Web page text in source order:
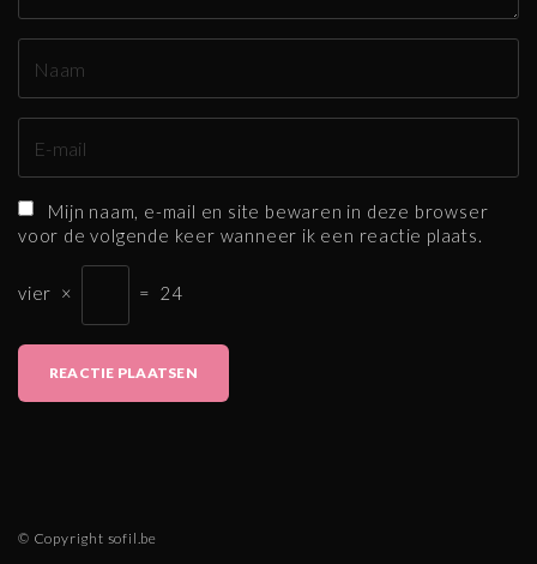
*
a
Mijn naam, e-mail en site bewaren in deze browser
voor de volgende keer wanneer ik een reactie plaats.
vier × = 24
© Copyright sofil.be